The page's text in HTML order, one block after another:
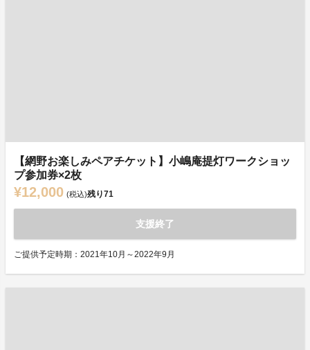
【網野お楽しみペアチケット】小嶋庵提灯ワークショッ
プ参加券×2枚
¥12,000 (税込)残り71
支援終了
ご提供予定時期：2021年10月～2022年9月